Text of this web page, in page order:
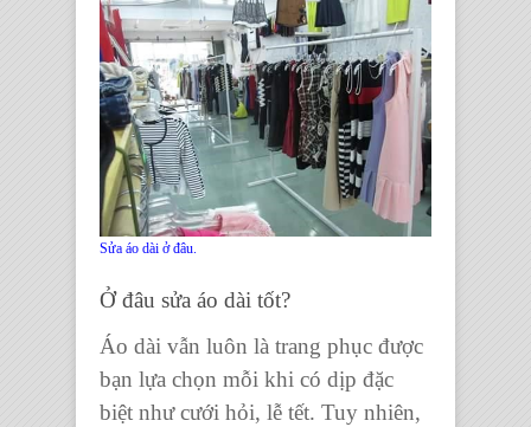
Sửa áo dài ở đâu.
Ở đâu sửa áo dài tốt?
Áo dài vẫn luôn là trang phục được
bạn lựa chọn mỗi khi có dịp đặc
biệt như cưới hỏi, lễ tết. Tuy nhiên,